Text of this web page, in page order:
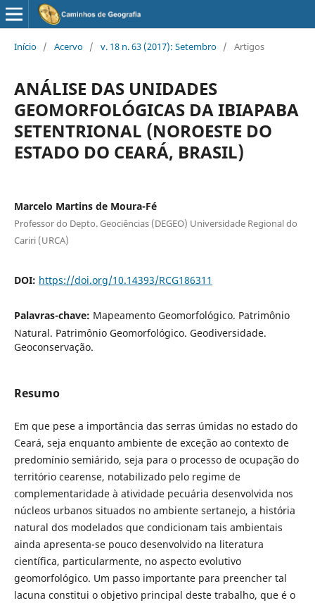
Início / Acervo / v. 18 n. 63 (2017): Setembro / Artigos
ANÁLISE DAS UNIDADES
GEOMORFOLÓGICAS DA IBIAPABA
SETENTRIONAL (NOROESTE DO
ESTADO DO CEARÁ, BRASIL)
Marcelo Martins de Moura-Fé
Professor do Depto. Geociências (DEGEO) Universidade Regional do
Cariri (URCA)
DOI: https://doi.org/10.14393/RCG186311
Palavras-chave: Mapeamento Geomorfológico. Patrimônio
Natural. Patrimônio Geomorfológico. Geodiversidade.
Geoconservação.
Resumo
Em que pese a importância das serras úmidas no estado do
Ceará, seja enquanto ambiente de exceção ao contexto de
predomínio semiárido, seja para o processo de ocupação do
território cearense, notabilizado pelo regime de
complementaridade à atividade pecuária desenvolvida nos
núcleos urbanos situados no ambiente sertanejo, a história
natural dos modelados que condicionam tais ambientais
ainda apresenta-se pouco desenvolvido na literatura
científica, particularmente, no aspecto evolutivo
geomorfológico. Um passo importante para preencher tal
lacuna constitui o objetivo principal deste trabalho, que é o